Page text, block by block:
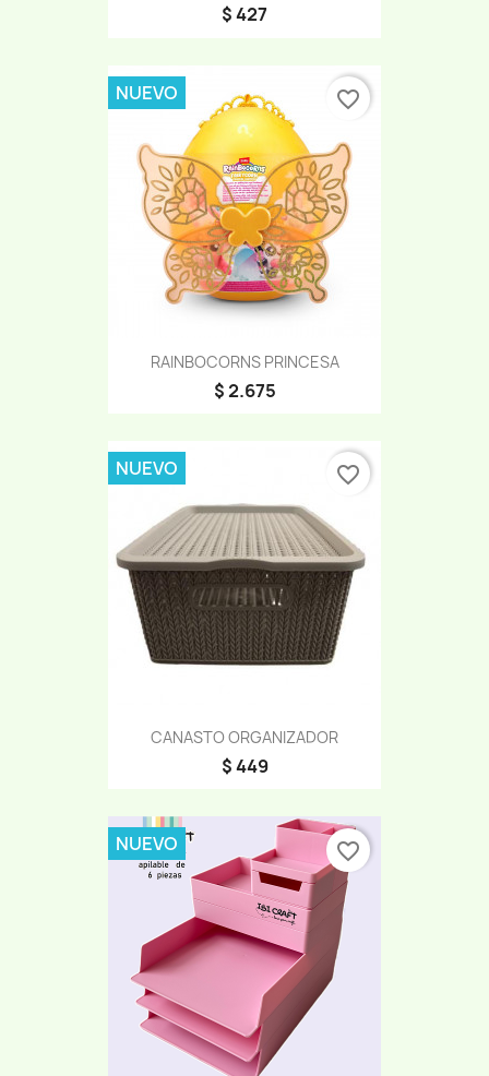
$ 427
RAINBOCORNS PRINCESA
$ 2.675
NUEVO favorite_border
CANASTO ORGANIZADOR
$ 449
NUEVO favorite_border
NUEVO favorite_border